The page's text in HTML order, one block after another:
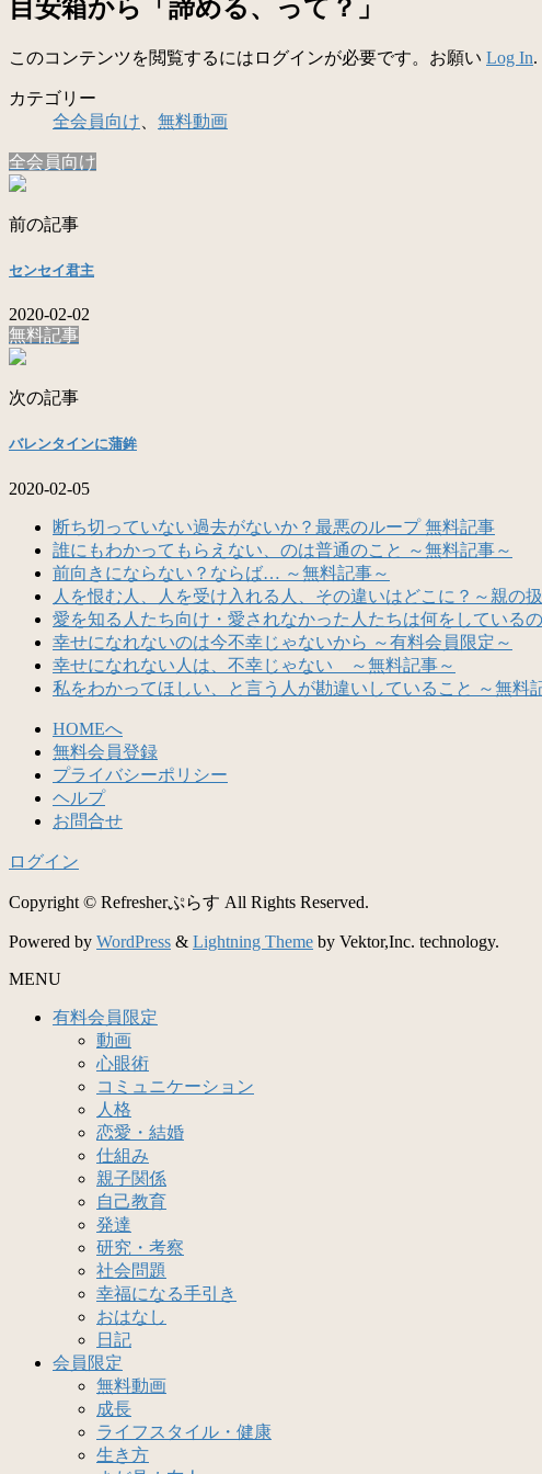
目安箱から「諦める、って？」
このコンテンツを閲覧するにはログインが必要です。お願い Log In.
カテゴリー
全会員向け
無料動画
全会員向け
前の記事
センセイ君主
2020-02-02
無料記事
次の記事
バレンタインに蒲鉾
2020-02-05
断ち切っていない過去がないか？最悪のループ 無料記事
誰にもわかってもらえない、のは普通のこと ～無料記事～
前向きにならない？ならば… ～無料記事～
人を恨む人、人を受け入れる人、その違いはどこに？～親の
愛を知る人たち向け・愛されなかった人たちは何をしている
幸せになれないのは今不幸じゃないから ～有料会員限定～
幸せになれない人は、不幸じゃない ～無料記事～
私をわかってほしい、と言う人が勘違いしていること ～無料
HOMEへ
無料会員登録
プライバシーポリシー
ヘルプ
お問合せ
ログイン
Copyright © Refresherぷらす All Rights Reserved.
Powered by WordPress & Lightning Theme by Vektor,Inc. technology.
MENU
有料会員限定
動画
心眼術
コミュニケーション
人格
恋愛・結婚
仕組み
親子関係
自己教育
発達
研究・考察
社会問題
幸福になる手引き
おはなし
日記
会員限定
無料動画
成長
ライフスタイル・健康
生き方